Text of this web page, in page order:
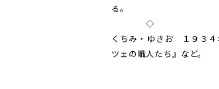
る。
◇
くちみ・ゆきお １９３４
ツェの職人たち』など。